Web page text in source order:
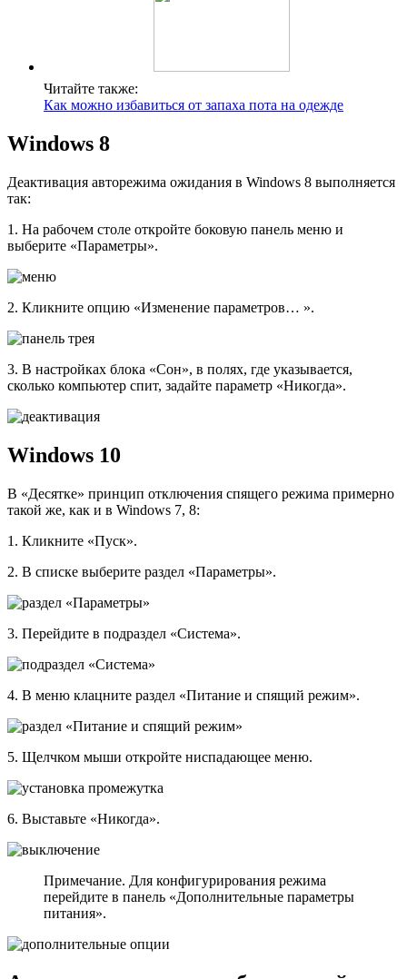
Читайте также:
Как можно избавиться от запаха пота на одежде
Windows 8
Деактивация авторежима ожидания в Windows 8 выполняется
так:
1. На рабочем столе откройте боковую панель меню и
выберите «Параметры».
2. Кликните опцию «Изменение параметров… ».
3. В настройках блока «Сон», в полях, где указывается,
сколько компьютер спит, задайте параметр «Никогда».
Windows 10
В «Десятке» принцип отключения спящего режима примерно
такой же, как и в Windows 7, 8:
1. Кликните «Пуск».
2. В списке выберите раздел «Параметры».
3. Перейдите в подраздел «Система».
4. В меню клацните раздел «Питание и спящий режим».
5. Щелчком мыши откройте ниспадающее меню.
6. Выставьте «Никогда».
Примечание. Для конфигурирования режима
перейдите в панель «Дополнительные параметры
питания».